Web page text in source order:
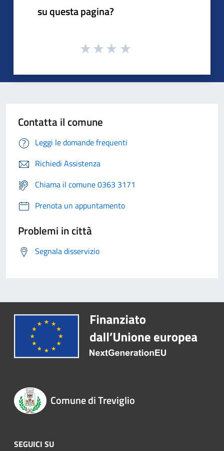
su questa pagina?
Contatta il comune
Leggi le domande frequenti
Richiedi Assistenza
Chiama il comune 0363 3171
Prenota un appuntamento
Problemi in città
Segnala disservizio
Comune di Treviglio
SEGUICI SU